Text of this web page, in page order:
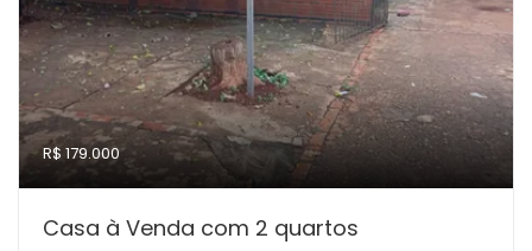
R$ 179.000
Casa à Venda com 2 quartos